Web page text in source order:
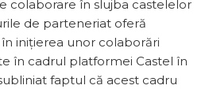
colabo­rare în slujba castelelor
de parteneriat oferă
inițierea unor colaborări
în cadrul platformei Castel în
faptul că acest cadru